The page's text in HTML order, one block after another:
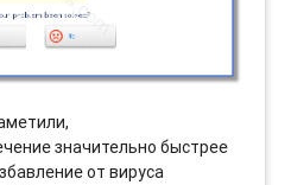
значительно быстрее
от вируса